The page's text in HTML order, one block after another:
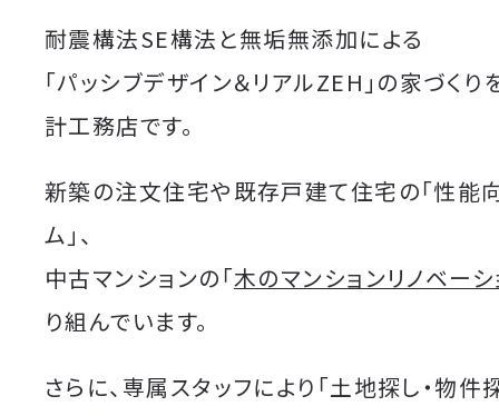
耐震構法SE構法と無垢無添加による
「パッシブデザイン＆リアルZEH」の家づく
計工務店です。
新築の注文住宅や既存戸建て住宅の「性能
ム」、
中古マンションの「木のマンションリノベーシ
り組んでいます。
さらに、専属スタッフにより「土地探し・物件